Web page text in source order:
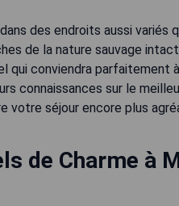
des endroits aussi variés
de la nature sauvage
qui conviendra parfaitement
connaissances sur le
votre séjour encore plus
de Charme à